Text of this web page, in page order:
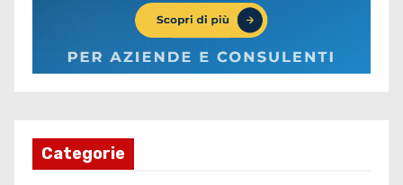
Categorie